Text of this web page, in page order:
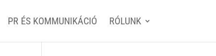
PR ÉS KOMMUNIKÁCIÓ RÓLUNK